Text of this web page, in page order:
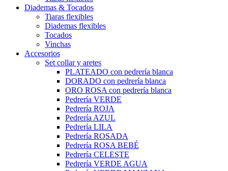
Diademas & Tocados
Tiaras flexibles
Diademas flexibles
Tocados
Vinchas
Accesorios
Set collar y aretes
PLATEADO con pedrería blanca
DORADO con pedrería blanca
ORO ROSA con pedrería blanca
Pedrería VERDE
Pedrería ROJA
Pedrería AZUL
Pedrería LILA
Pedrería ROSADA
Pedrería ROSA BEBÉ
Pedrería CELESTE
Pedrería VERDE AGUA